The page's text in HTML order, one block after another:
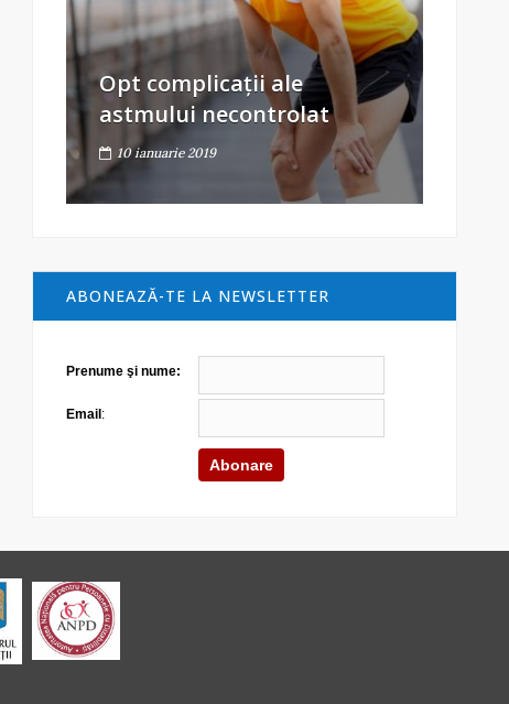
Opt complicații ale
astmului necontrolat
10 ianuarie 2019
ABONEAZĂ-TE LA NEWSLETTER
Prenume şi nume:
Email: